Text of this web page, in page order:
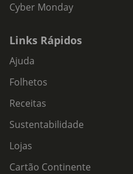
Cyber Monday
Links Rápidos
Ajuda
Folhetos
Receitas
Sustentabilidade
Lojas
Cartão Continente